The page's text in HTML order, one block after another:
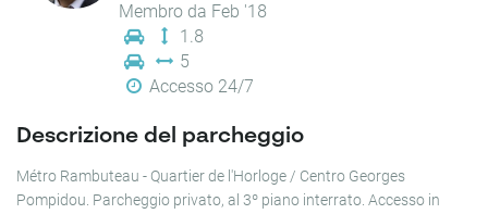
Membro da Feb '18
1.8
5
Accesso 24/7
Descrizione del parcheggio
Métro Rambuteau - Quartier de l'Horloge / Centro Georges
Pompidou. Parcheggio privato, al 3º piano interrato. Accesso in